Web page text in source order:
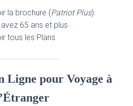
la brochure (Patriot Plus).
65 ans et plus
tous les Plans
Ligne pour Voyage à